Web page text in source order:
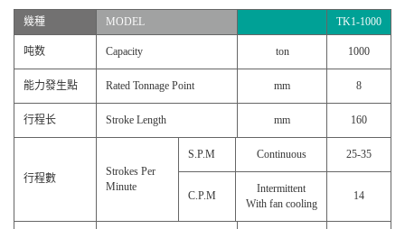
幾種 MODEL TK1-1000
吨数 Capacity ton 1000
能力發生點 Rated Tonnage Point mm 8
行程长 Stroke Length mm 160
行程數
Strokes Per
Minute
S.P.M Continuous 25-35
C.P.M
Intermittent
With fan cooling
14